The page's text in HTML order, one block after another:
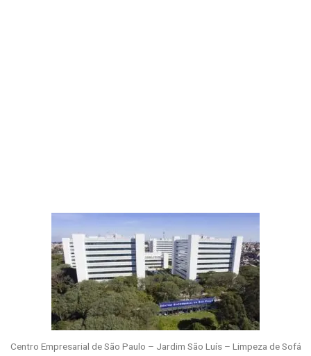
Centro Empresarial de São Paulo – Jardim São Luís – Limpeza de Sofá